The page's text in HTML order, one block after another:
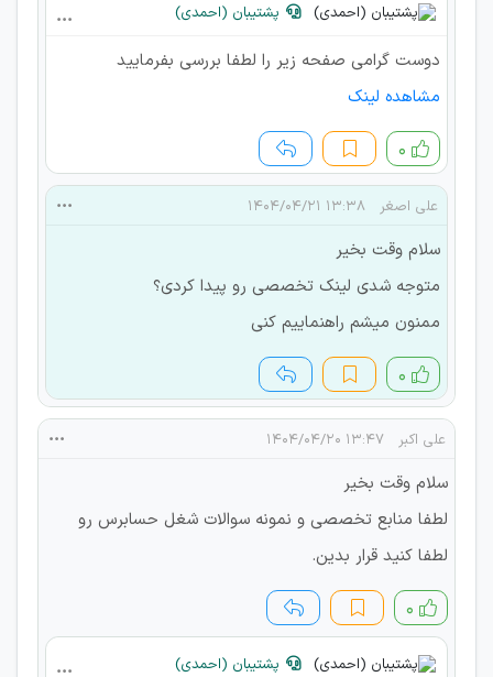
پشتیبان (احمدی)
دوست گرامی صفحه زیر را لطفا بررسی بفرمایید
مشاهده لینک
۰
علی اصغر ۱۳:۳۸ ۱۴۰۴/۰۴/۲۱
سلام وقت بخیر
متوجه شدی لینک تخصصی رو پیدا کردی؟
ممنون میشم راهنماییم کنی
۰
علی اکبر ۱۳:۴۷ ۱۴۰۴/۰۴/۲۰
سلام وقت بخیر
لطفا منابع تخصصی و نمونه سوالات شغل حسابرس رو
لطفا کنید قرار بدین.
۰
پشتیبان (احمدی)